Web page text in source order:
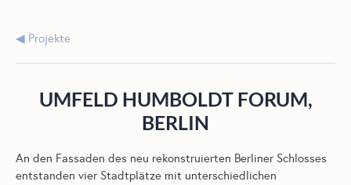
Projekte
UMFELD HUMBOLDT FORUM,
BERLIN
An den Fassaden des neu rekonstruierten Berliner Schlosses
entstanden vier Stadtplätze mit unterschiedlichen